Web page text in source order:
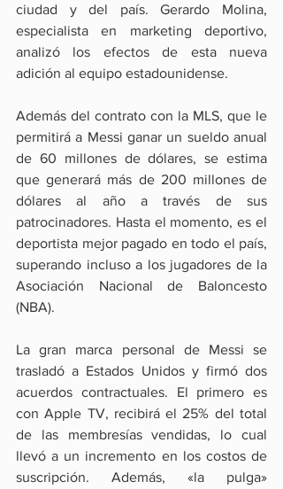
ciudad y del país. Gerardo Molina,
especialista en marketing deportivo,
analizó los efectos de esta nueva
adición al equipo estadounidense.
Además del contrato con la MLS, que le
permitirá a Messi ganar un sueldo anual
de 60 millones de dólares, se estima
que generará más de 200 millones de
dólares al año a través de sus
patrocinadores. Hasta el momento, es el
deportista mejor pagado en todo el país,
superando incluso a los jugadores de la
Asociación Nacional de Baloncesto
(NBA).
La gran marca personal de Messi se
trasladó a Estados Unidos y firmó dos
acuerdos contractuales. El primero es
con Apple TV, recibirá el 25% del total
de las membresías vendidas, lo cual
llevó a un incremento en los costos de
suscripción. Además, «la pulga»